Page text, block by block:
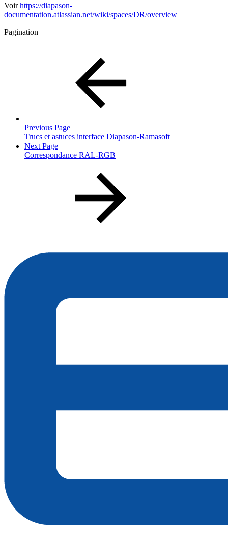
Voirhttps://diapason-
documentation.atlassian.net/wiki/spaces/DR/overview
Pagination
Previous Page
Trucs et astuces interface Diapason-Ramasoft
Next Page
Correspondance RAL-RGB